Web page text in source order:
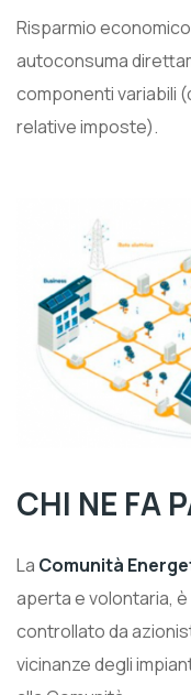
Risparmio
autoconsuma
componenti variabili
relative imposte).
CHI NE FA
La Comunità
aperta e volontaria,
controllato da
vicinanze degli